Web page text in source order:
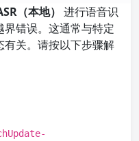
（本地） 进行语音识
错误。这通常与特定
关。请按以下步骤解